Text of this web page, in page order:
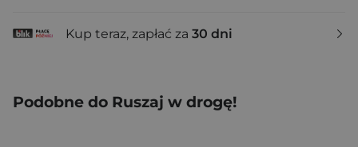
Kup teraz, zapłać za 30 dni
Podobne do Ruszaj w drogę!